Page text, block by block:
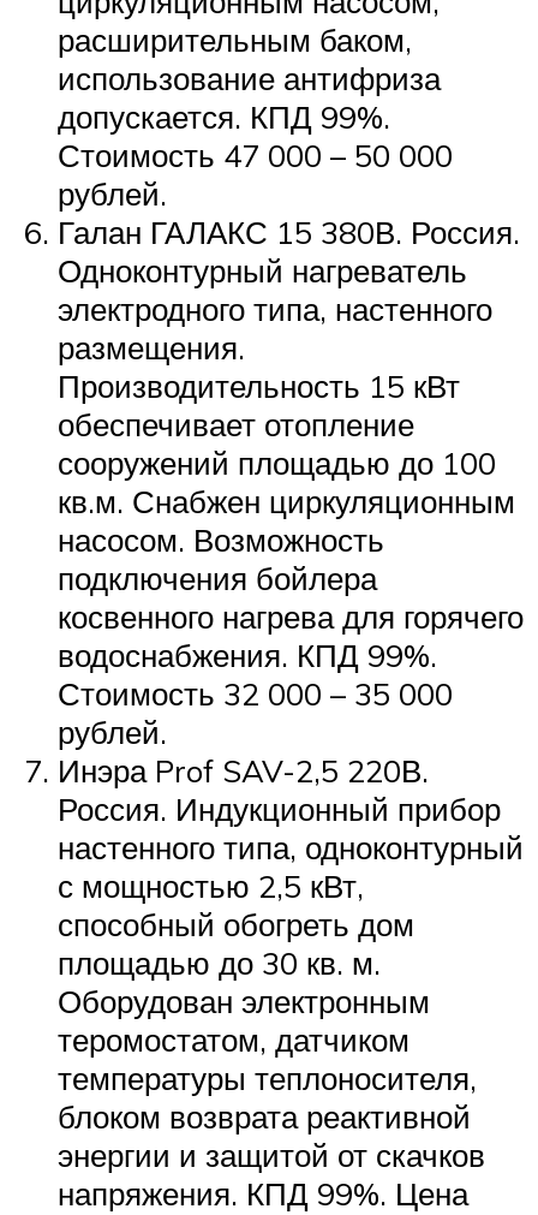
расширительным баком,
использование антифриза
допускается. КПД 99%.
Стоимость 47 000 – 50 000
рублей.
Галан ГАЛАКС 15 380В. Россия.
Одноконтурный нагреватель
электродного типа, настенного
размещения.
Производительность 15 кВт
обеспечивает отопление
сооружений площадью до 100
кв.м. Снабжен циркуляционным
насосом. Возможность
подключения бойлера
косвенного нагрева для горячего
водоснабжения. КПД 99%.
Стоимость 32 000 – 35 000
рублей.
Инэра Prof SAV-2,5 220В.
Россия. Индукционный прибор
настенного типа, одноконтурный
с мощностью 2,5 кВт,
способный обогреть дом
площадью до 30 кв. м.
Оборудован электронным
теромостатом, датчиком
температуры теплоносителя,
блоком возврата реактивной
энергии и защитой от скачков
напряжения. КПД 99%. Цена